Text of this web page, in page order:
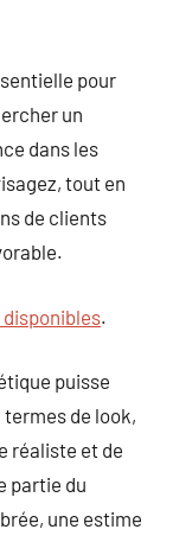
pour
un
dans les
tout en
de clients
disponibles.
puisse
de look,
réaliste et de
partie du
une estime